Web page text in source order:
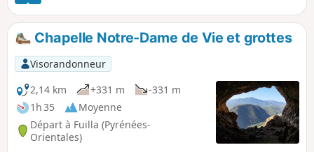
qu'il est inaccessible sans matériel d'escalade... Il n'est est
rien. Avec un bon rythme et un bon sens de l'orientation le
randonneur accédera à son sommet en à peine 3
heures.Bien lire les commentaires avant de s'engager sur
ce circuit. Ne pas hésiter à faire demi-tour . Il existe un
échappatoire au circuit entre (10) et (5) : retour par le Vallon
des Horts, rando décrite ici sur visorando, le point (10) du
présent circuit correspond au point (4) sur l'autre.
Chapelle Notre-Dame de Vie et grottes
Visorandonneur
2,14 km
+331 m
-331 m
1h 35
Moyenne
Départ à Fuilla (Pyrénées-
Orientales)